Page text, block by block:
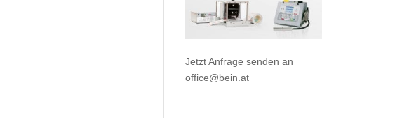
Jetzt Anfrage senden an
office@bein.at